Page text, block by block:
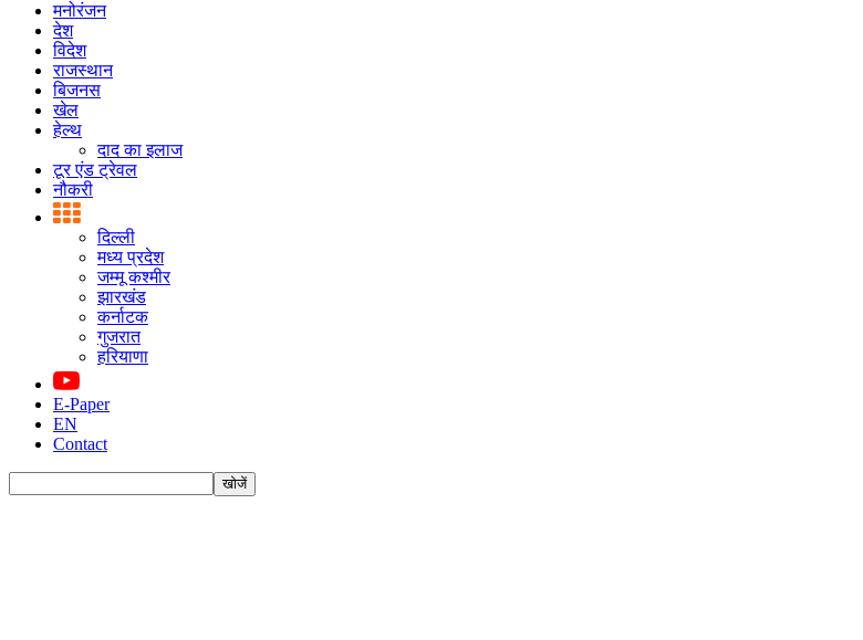
मनोरंजन
देश
विदेश
राजस्थान
बिजनस
खेल
हेल्थ
दाद का इलाज
टूर एंड ट्रेवल
नौकरी
दिल्ली
मध्य प्रदेश
जम्मू कश्मीर
झारखंड
कर्नाटक
गुजरात
हरियाणा
E-Paper
EN
Contact